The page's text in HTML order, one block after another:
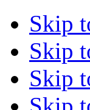
Skip
Skip
Skip